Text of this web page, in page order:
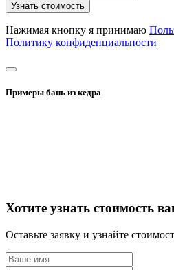
Узнать стоимость
Нажимая кнопку я принимаю
Политику конфиденциальности
Примеры бань из кедра
Хотите узнать стоимость
Оставьте заявку и узнайте